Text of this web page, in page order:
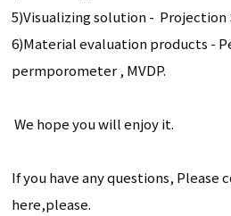
5)Visualizing solution - Projection
6)Material evaluation products -
permporometer , MVDP.
We hope you will enjoy it.
If you have any questions, Please
here,please.